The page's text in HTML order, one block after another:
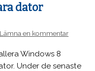
dator
Lämna en kommentar
Windows 8
Under de senaste